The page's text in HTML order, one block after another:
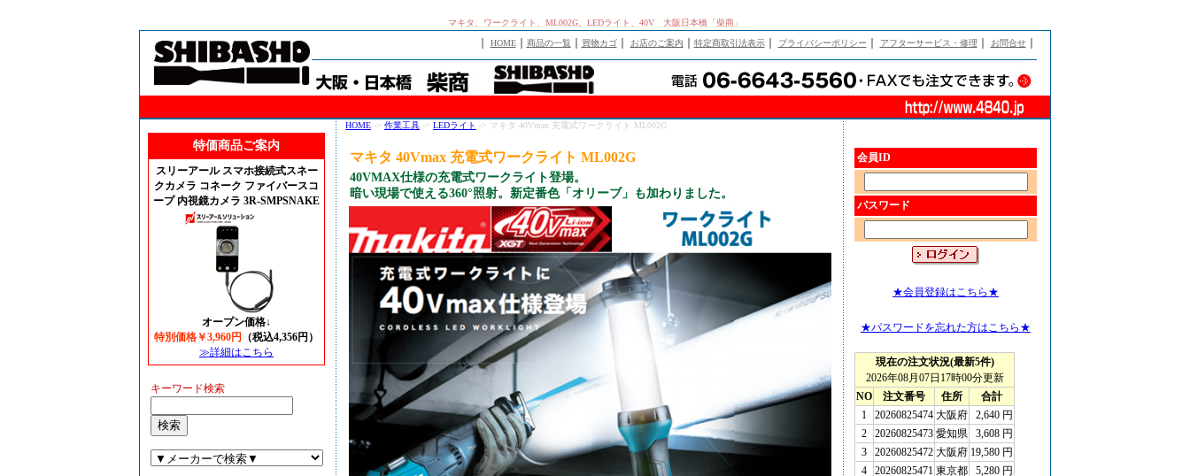
マキタ、ワークライト、ML002G、LEDライト、40V 大阪日本橋「柴商」
HOME｜ 商品の一覧 買物カゴ｜ お店のご案内 特定商取引法表示｜ プライバシーポリシー アフターサービス・修理 お問合せ｜
特価商品ご案内
スリーアール スマホ接続式スネー
クカメラ コネーク ファイバースコ
ープ 内視鏡カメラ 3R-SMPSNAKE
オープン価格↓
特別価格￥3,960円
（税込4,356円）
≫詳細はこちら
キーワード検索
HOME -> 作業工具 -> LEDライト -> マキタ 40Vmax 充電式ワークライト ML002G
マキタ 40Vmax 充電式ワークライト ML002G
40VMAX仕様の充電式ワークライト登場。
暗い現場で使える360°照射。新定番色「オリーブ」も加わりました。
会員ID
パスワード
★会員登録はこちら★
★パスワードを忘れた方はこちら★